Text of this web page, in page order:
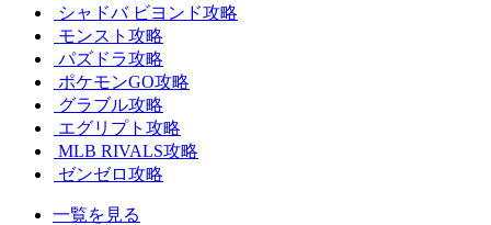
シャドバ ビヨンド攻略
モンスト攻略
パズドラ攻略
ポケモンGO攻略
グラブル攻略
エグリプト攻略
MLB RIVALS攻略
ゼンゼロ攻略
一覧を見る